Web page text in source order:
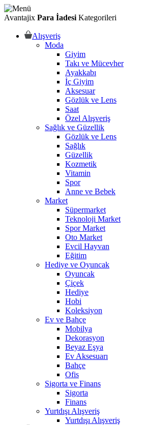
Avantajix Para İadesi Kategorileri
Alışveriş
Moda
Giyim
Takı ve Mücevher
Ayakkabı
İç Giyim
Aksesuar
Gözlük ve Lens
Saat
Özel Alışveriş
Sağlık ve Güzellik
Gözlük ve Lens
Sağlık
Güzellik
Kozmetik
Vitamin
Spor
Anne ve Bebek
Market
Süpermarket
Teknoloji Market
Spor Market
Oto Market
Evcil Hayvan
Eğitim
Hediye ve Oyuncak
Oyuncak
Çiçek
Hediye
Hobi
Koleksiyon
Ev ve Bahçe
Mobilya
Dekorasyon
Beyaz Eşya
Ev Aksesuarı
Bahçe
Ofis
Sigorta ve Finans
Sigorta
Finans
Yurtdışı Alışveriş
Yurtdışı Alışveriş